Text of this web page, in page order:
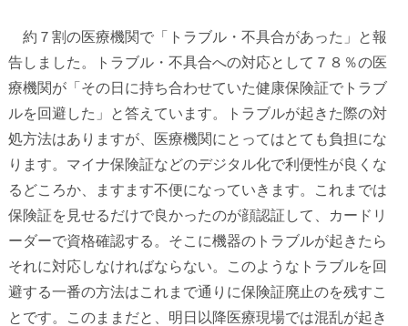
約７割の医療機関で「トラブル・不具合があった」と報
告しました。トラブル・不具合への対応として７８％の医
療機関が「その日に持ち合わせていた健康保険証でトラブ
ルを回避した」と答えています。トラブルが起きた際の対
処方法はありますが、医療機関にとってはとても負担にな
ります。マイナ保険証などのデジタル化で利便性が良くな
るどころか、ますます不便になっていきます。これまでは
保険証を見せるだけで良かったのが顔認証して、カードリ
ーダーで資格確認する。そこに機器のトラブルが起きたら
それに対応しなければならない。このようなトラブルを回
避する一番の方法はこれまで通りに保険証廃止のを残すこ
とです。このままだと、明日以降医療現場では混乱が起き